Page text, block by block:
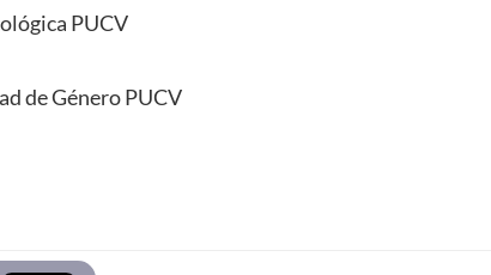
PUCV
de Género PUCV